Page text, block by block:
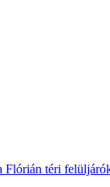
téri